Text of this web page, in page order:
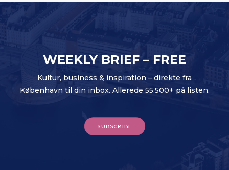
WEEKLY BRIEF – FREE
Kultur, business & inspiration – direkte fra
København til din inbox. Allerede 55.500+ på listen.
SUBSCRIBE